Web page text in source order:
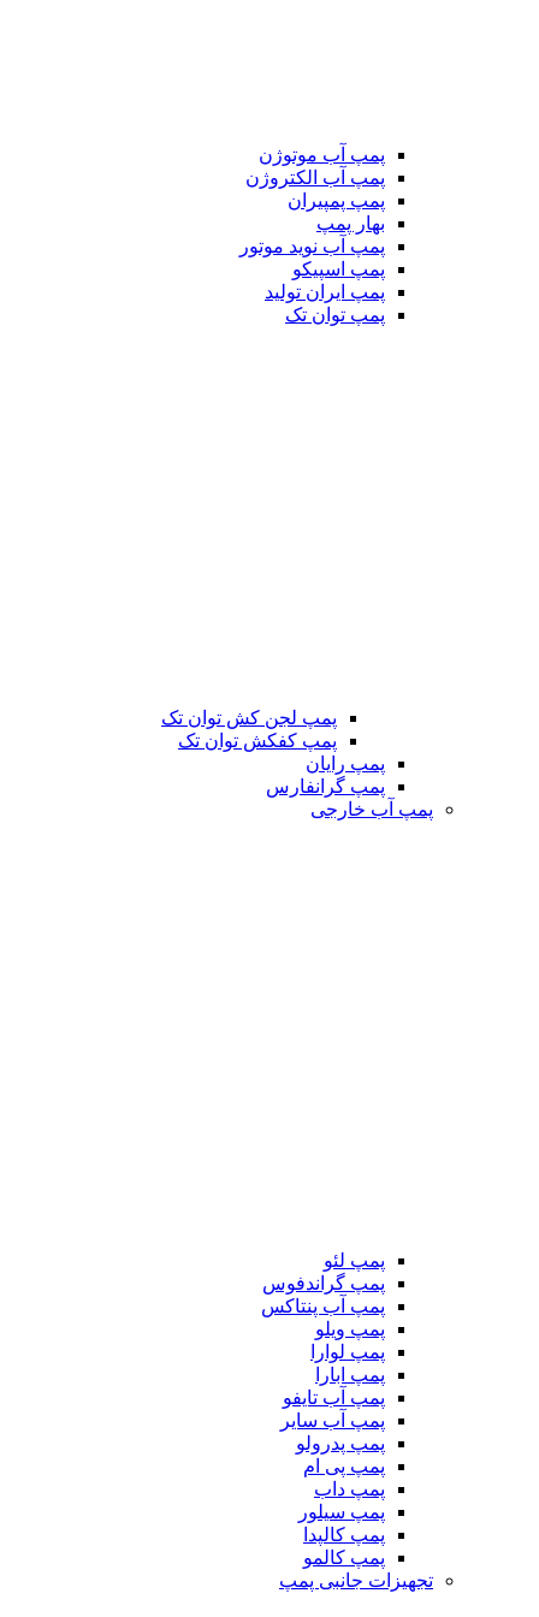
پمپ آب موتوژن
پمپ آب الکتروژن
پمپ پمپیران
بهار پمپ
پمپ آب نوید موتور
پمپ اسپیکو
پمپ ایران تولید
پمپ توان تک
پمپ لجن کش توان تک
پمپ کفکش توان تک
پمپ رایان
پمپ گرانفارس
پمپ آب خارجی
پمپ لئو
پمپ گراندفوس
پمپ آب پنتاکس
پمپ ویلو
پمپ لوارا
پمپ ابارا
پمپ آب تایفو
پمپ آب سایر
پمپ پدرولو
پمپ پی ام
پمپ داب
پمپ سیلور
پمپ کالپدا
پمپ کالمو
تجهیزات جانبی پمپ